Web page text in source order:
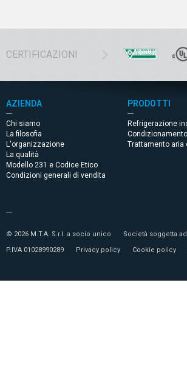
CERTIFICAZIONI
AZIENDA
Chi siamo
La filosofia
L'organizzazione
La qualità
Modello 231 e Codice Etico
Condizioni generali di vendita
PRODOTTI
Refrigerazione
Condizionamento
Trattamento aria
© 2026 M.T.A. S.r.l. a socio unico
Società soggetta
P.IVA 01028990289
Privacy policy Cookie policy